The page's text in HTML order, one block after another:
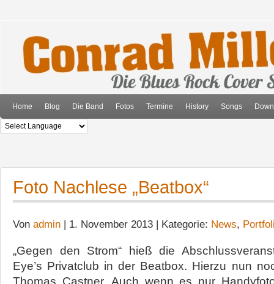
Home Blog Die Band Fotos Termine History Songs
Foto Nachlese „Beatbox“
Von admin | 1. November 2013 | Kategorie: News,
„Gegen den Strom“ hieß die
Eye’s Privatclub in der Beatbox. Hierzu nun
Thomas Castner. Auch wenn es nur